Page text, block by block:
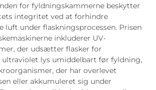
for fyldningskammerne beskytter
integritet ved at forhindre
luft under flaskningsprocessen. Prisen
inkluderer UV-
der udsætter flasker for
lys umiddelbart før fyldning,
der har overlevet
eller akkumuleret sig under